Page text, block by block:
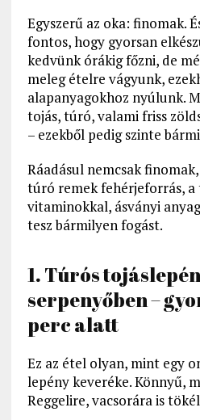
Egyszerű az oka: finomak.
fontos, hogy gyorsan
kedvünk órákig főzni, de
meleg ételre vágyunk,
alapanyagokhoz nyúlunk.
tojás, túró, valami friss
– ezekből pedig szinte
Ráadásul nemcsak
túró remek fehérjeforrás, a
vitaminokkal, ásványi
tesz bármilyen fogást.
1. Túrós
serpenyőben –
perc alatt
Ez az étel olyan, mint egy
lepény keveréke. Könnyű,
Reggelire, vacsorára is